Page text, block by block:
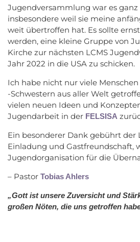
Jugendversammlung war es
insbesondere weil sie meine
weit übertroffen hat. Es sollte
werden, eine kleine Gruppe von
Kirche zur nächsten LCMS
Jahr 2022 in die USA zu schicken.
Ich habe nicht nur viele
-Schwestern aus aller Welt
vielen neuen Ideen und
Jugendarbeit in der FELSISA
Ein besonderer Dank gebührt der
Einladung und Gastfreundschaft,
Jugendorganisation für die
– Pastor Tobias Ahlers
„Gott ist unsere Zuversicht und
großen Nöten, die uns getroffen